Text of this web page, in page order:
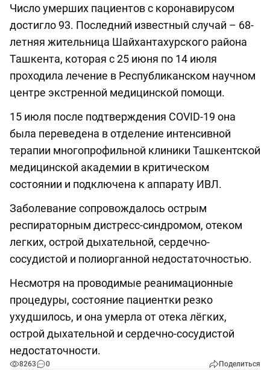
Число умерших пациентов с коронавирусом
достигло 93. Последний известный случай – 68-
летняя жительница Шайхантахурского района
Ташкента, которая с 25 июня по 14 июля
проходила лечение в Республиканском научном
центре экстренной медицинской помощи.
15 июля после подтверждения COVID-19 она
была переведена в отделение интенсивной
терапии многопрофильной клиники Ташкентской
медицинской академии в критическом
состоянии и подключена к аппарату ИВЛ.
Заболевание сопровождалось острым
респираторным дистресс-синдромом, отеком
легких, острой дыхательной, сердечно-
сосудистой и полиорганной недостаточностью.
Несмотря на проводимые реанимационные
процедуры, состояние пациентки резко
ухудшилось, и она умерла от отека лёгких,
острой дыхательной и сердечно-сосудистой
недостаточности.
8263 0 Поделиться